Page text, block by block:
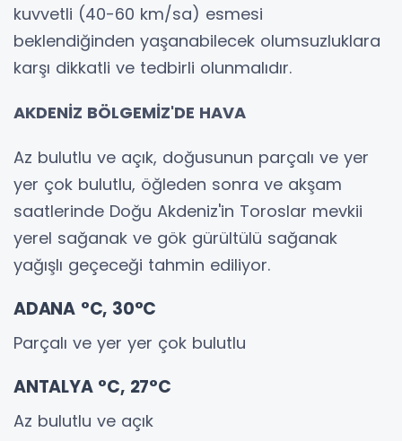
kuvvetli (40-60 km/sa) esmesi
beklendiğinden yaşanabilecek olumsuzluklara
karşı dikkatli ve tedbirli olunmalıdır.
AKDENİZ BÖLGEMİZ'DE HAVA
Az bulutlu ve açık, doğusunun parçalı ve yer
yer çok bulutlu, öğleden sonra ve akşam
saatlerinde Doğu Akdeniz'in Toroslar mevkii
yerel sağanak ve gök gürültülü sağanak
yağışlı geçeceği tahmin ediliyor.
ADANA °C, 30°C
Parçalı ve yer yer çok bulutlu
ANTALYA °C, 27°C
Az bulutlu ve açık